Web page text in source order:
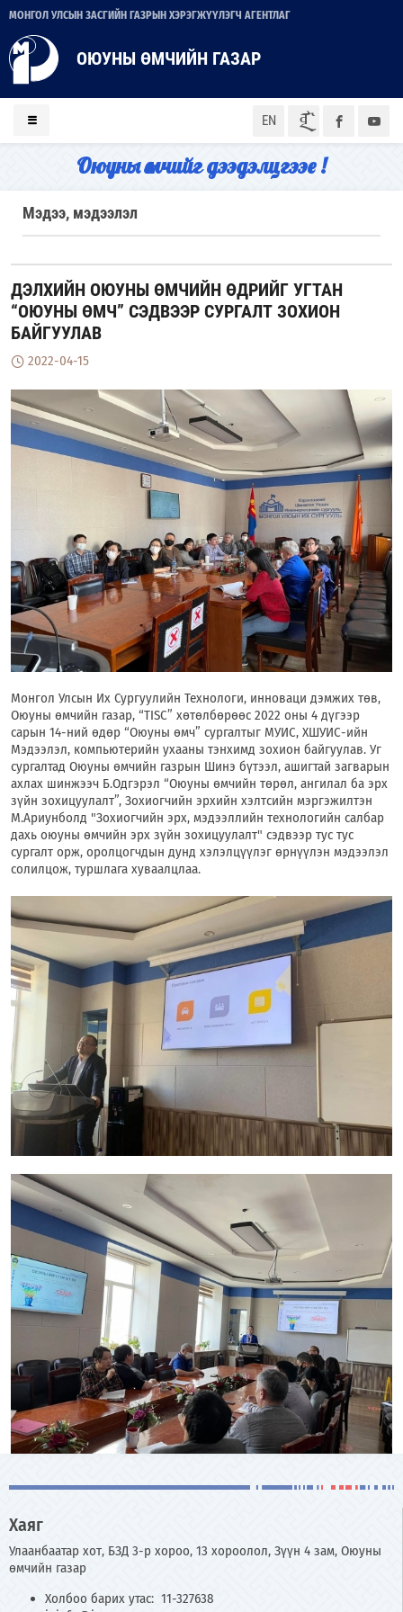
МОНГОЛ УЛСЫН ЗАСГИЙН ГАЗРЫН ХЭРЭГЖҮҮЛЭГЧ АГЕНТЛАГ
ОЮУНЫ ӨМЧИЙН ГАЗАР
EN ᠮᠣᠨ
Оюуны өмчийг дээдэлцгээе !
Мэдээ, мэдээлэл
ДЭЛХИЙН ОЮУНЫ ӨМЧИЙН ӨДРИЙГ УГТАН
“ОЮУНЫ ӨМЧ” СЭДВЭЭР СУРГАЛТ ЗОХИОН
БАЙГУУЛАВ
2022-04-15
Монгол Улсын Их Сургуулийн Технологи, инноваци дэмжих төв,
Оюуны өмчийн газар, “TISC” хөтөлбөрөөс 2022 оны 4 дүгээр
сарын 14-ний өдөр “Оюуны өмч” сургалтыг МУИС, ХШУИС-ийн
Мэдээлэл, компьютерийн ухааны тэнхимд зохион байгуулав. Уг
сургалтад Оюуны өмчийн газрын Шинэ бүтээл, ашигтай загварын
ахлах шинжээч Б.Одгэрэл “Оюуны өмчийн төрөл, ангилал ба эрх
зүйн зохицуулалт”, Зохиогчийн эрхийн хэлтсийн мэргэжилтэн
М.Ариунболд "Зохиогчийн эрх, мэдээллийн технологийн салбар
дахь оюуны өмчийн эрх зүйн зохицуулалт" сэдвээр тус тус
сургалт орж, оролцогчдын дунд хэлэлцүүлэг өрнүүлэн мэдээлэл
солилцож, туршлага хуваалцлаа.
Хаяг
Улаанбаатар хот, БЗД 3-р хороо, 13 хороолол, Зүүн 4 зам, Оюуны
өмчийн газар
Холбоо барих утас: 11-327638